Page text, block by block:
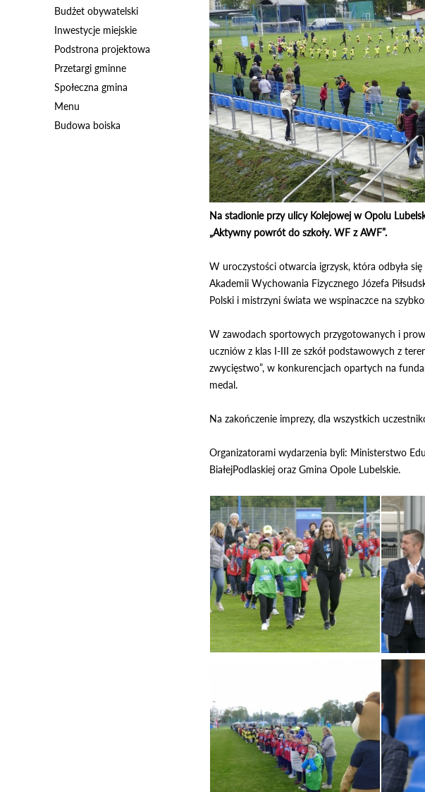
Budżet obywatelski
Inwestycje miejskie
Podstrona projektowa
Przetargi gminne
Społeczna gmina
Menu
Budowa boiska
Na stadionie przy ulicy Kolejowej w Opolu
„Aktywny powrót do szkoły. WF z AWF”.
W uroczystości otwarcia igrzysk, która odbyła
Akademii Wychowania Fizycznego Józefa
Polski i mistrzyni świata we wspinaczce na
W zawodach sportowych przygotowanych i
uczniów z klas I-III ze szkół podstawowych z
zwycięstwo”, w konkurencjach opartych na
medal.
Na zakończenie imprezy, dla wszystkich
Organizatorami wydarzenia byli: Ministerstwo
BiałejPodlaskiej oraz Gmina Opole Lubelskie.